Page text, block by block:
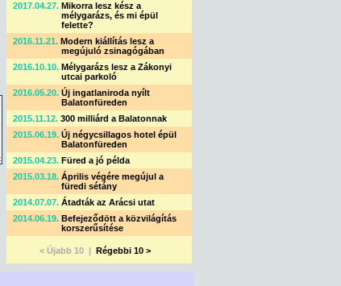
2017.04.27. Mikorra lesz kész a
mélygarázs, és mi épül
felette?
2016.11.21. Modern kiállítás lesz a
megújuló zsinagógában
2016.10.10. Mélygarázs lesz a Zákonyi
utcai parkoló
2016.05.20. Új ingatlaniroda nyílt
Balatonfüreden
2015.11.12. 300 milliárd a Balatonnak
2015.06.19. Új négycsillagos hotel épül
Balatonfüreden
2015.04.23. Füred a jó példa
2015.03.18. Április végére megújul a
füredi sétány
2014.07.07. Átadták az Arácsi utat
2014.06.19. Befejeződött a közvilágítás
korszerűsítése
< Újabb 10 | Régebbi 10 >